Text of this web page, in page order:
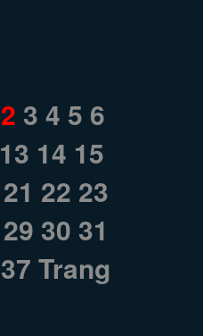
2 3 4 5 6
13 14 15
21 22 23
29 30 31
37 Trang